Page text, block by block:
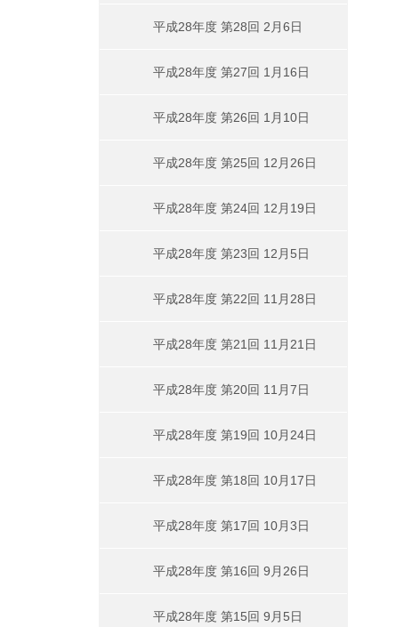
平成28年度 第28回 2月6日
平成28年度 第27回 1月16日
平成28年度 第26回 1月10日
平成28年度 第25回 12月26日
平成28年度 第24回 12月19日
平成28年度 第23回 12月5日
平成28年度 第22回 11月28日
平成28年度 第21回 11月21日
平成28年度 第20回 11月7日
平成28年度 第19回 10月24日
平成28年度 第18回 10月17日
平成28年度 第17回 10月3日
平成28年度 第16回 9月26日
平成28年度 第15回 9月5日